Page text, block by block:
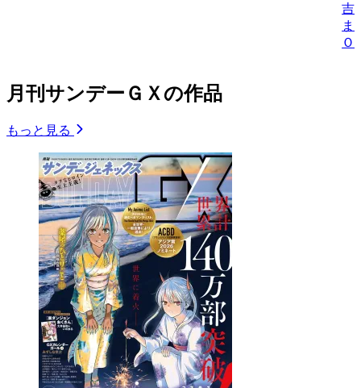
吉
ま
Ｏ
月刊サンデーＧＸの作品
もっと見る